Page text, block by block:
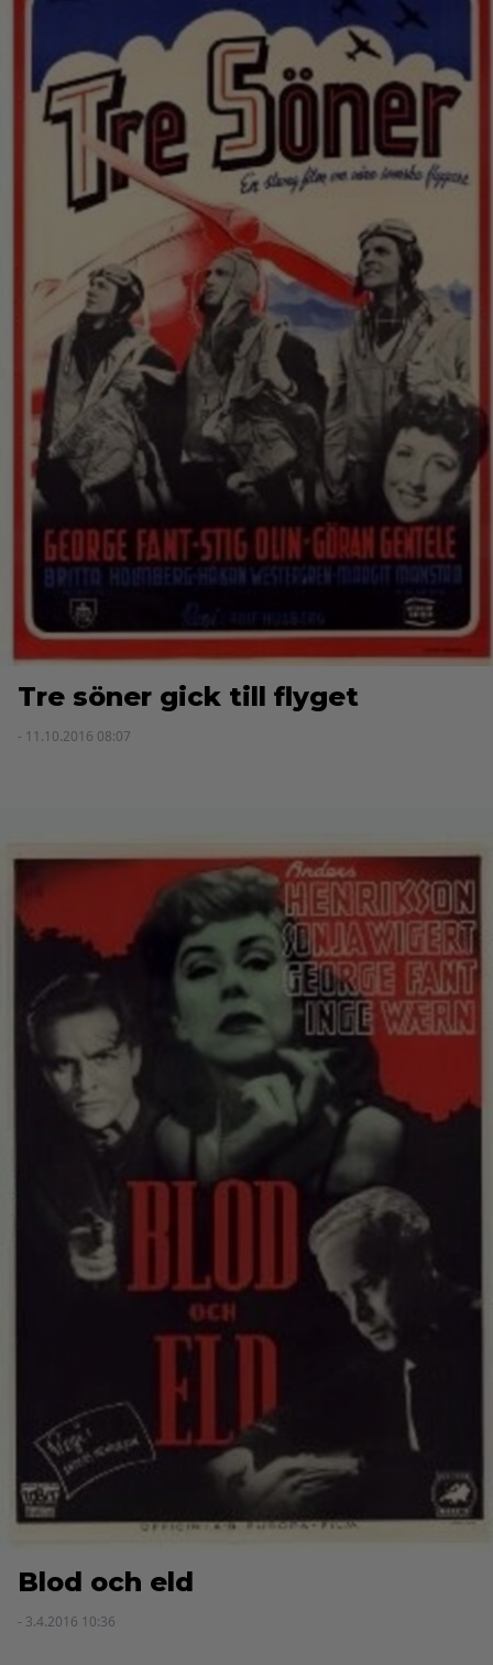
Tre söner gick till flyget
- 11.10.2016 08:07
Blod och eld
- 3.4.2016 10:36